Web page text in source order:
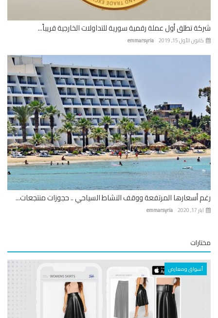
تطلق أول عملة رقمية سورية للتداولات الخارجية قريباً...
emmarsyria الأول 15, 2019
أسعارها المرتفعة ووقف النشاط السياحي .. حجوزات منتجعات...
emmarsyria
أسواق ومعارض